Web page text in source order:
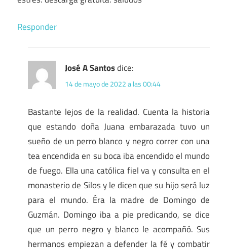
Responder
José A Santosdice:
14 de mayo de 2022 a las 00:44
Bastante lejos de la realidad. Cuenta la historia
que estando doña Juana embarazada tuvo un
sueño de un perro blanco y negro correr con una
tea encendida en su boca iba encendido el mundo
de fuego. Ella una católica fiel va y consulta en el
monasterio de Silos y le dicen que su hijo será luz
para el mundo. Éra la madre de Domingo de
Guzmán. Domingo iba a pie predicando, se dice
que un perro negro y blanco le acompañó. Sus
hermanos empiezan a defender la fé y combatir